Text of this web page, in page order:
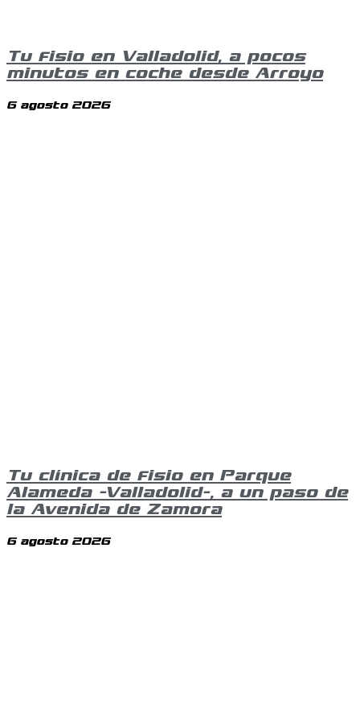
Tu fisio en Valladolid, a pocos
minutos en coche desde Arroyo
6 agosto 2026
Tu clínica de fisio en Parque
Alameda -Valladolid-, a un paso de
la Avenida de Zamora
6 agosto 2026